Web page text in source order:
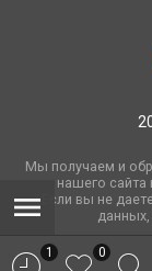
Мы получаем и
нашего сайта
Если вы не
1 0